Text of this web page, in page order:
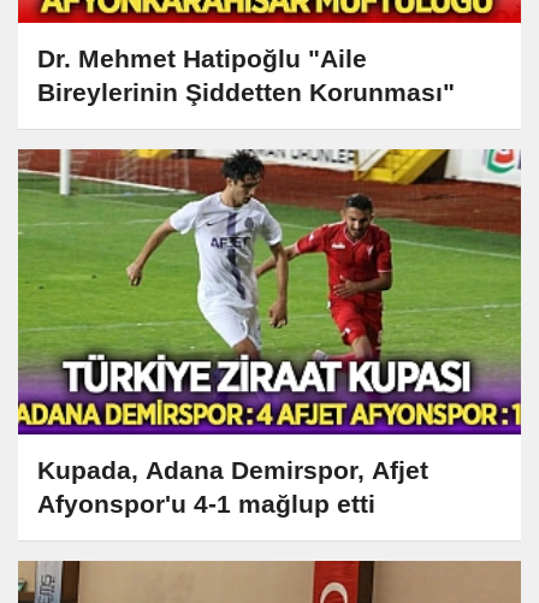
Dr. Mehmet Hatipoğlu "Aile
Bireylerinin Şiddetten Korunması"
Kupada, Adana Demirspor, Afjet
Afyonspor'u 4-1 mağlup etti